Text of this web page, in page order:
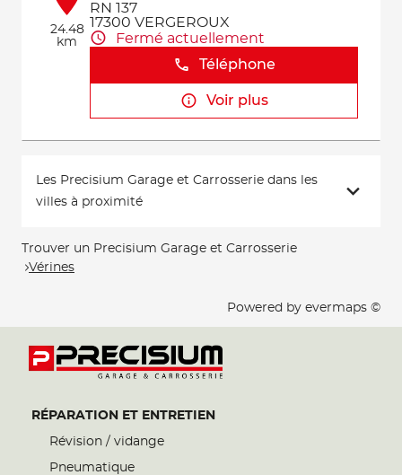
24.48
km
RN 137
17300 VERGEROUX
Fermé actuellement
Téléphone
Voir plus
Les Precisium Garage et Carrosserie dans les
villes à proximité
Trouver un Precisium Garage et Carrosserie
Vérines
Powered by evermaps ©
RÉPARATION ET ENTRETIEN
Révision / vidange
Pneumatique